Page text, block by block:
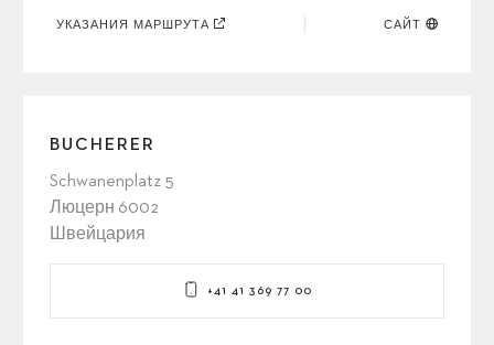
УКАЗАНИЯ МАРШРУТА САЙТ
BUCHERER
Schwanenplatz 5
Люцерн 6002
Швейцария
+41 41 369 77 00